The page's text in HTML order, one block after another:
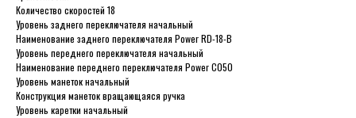
Количество скоростей 18
Уровень заднего переключателя начальный
Наименование заднего переключателя Power RD-18-B
Уровень переднего переключателя начальный
Наименование переднего переключателя Power C050
Уровень манеток начальный
Конструкция манеток вращающаяся ручка
Уровень каретки начальный